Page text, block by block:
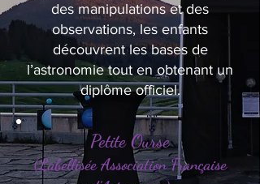
des manipulations et des
observations, les enfants
découvrent les bases de
l’astronomie tout en obtenant un
diplôme officiel.
Petite Ourse
(Labellisée Association Française